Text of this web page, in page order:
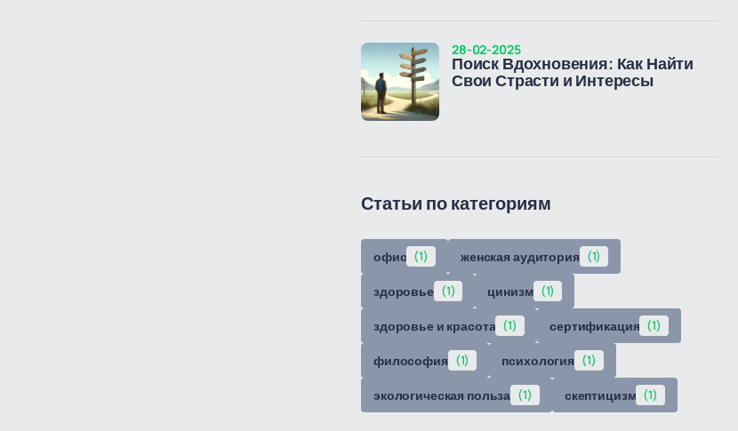
Поиск Вдохновения: Как Найти
Свои Страсти и Интересы
28-02-2025
Статьи по категориям
офис (1) женская аудитория (1)
здоровье (1) цинизм (1)
здоровье и красота (1) сертификация (1)
философия (1) психология (1)
экологическая польза (1) скептицизм (1)